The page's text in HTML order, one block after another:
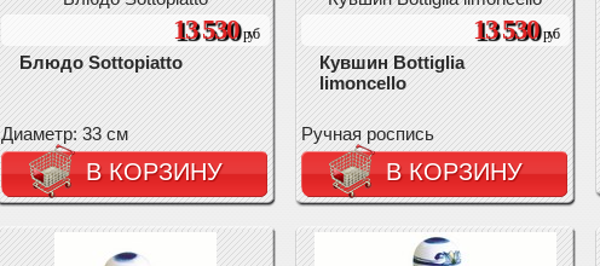
13 530руб
Блюдо Sottopiatto
Диаметр: 33 см
В КОРЗИНУ
13 530руб
Кувшин Bottiglia
limoncello
Ручная роспись
В КОРЗИНУ